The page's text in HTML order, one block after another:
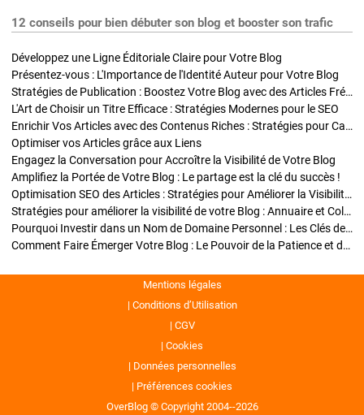
12 conseils pour bien débuter son blog et booster son trafic
Développez une Ligne Éditoriale Claire pour Votre Blog
Présentez-vous : L'Importance de l'Identité Auteur pour Votre Blog
Stratégies de Publication : Boostez Votre Blog avec des Articles Fréquents et Exclusifs
L'Art de Choisir un Titre Efficace : Stratégies Modernes pour le SEO
Enrichir Vos Articles avec des Contenus Riches : Stratégies pour Captiver et Optimiser
Optimiser vos Articles grâce aux Liens
Engagez la Conversation pour Accroître la Visibilité de Votre Blog
Amplifiez la Portée de Votre Blog : Le partage est la clé du succès !
Optimisation SEO des Articles : Stratégies pour Améliorer la Visibilité de Votre Blog
Stratégies pour améliorer la visibilité de votre Blog : Annuaire et Collaborations
Pourquoi Investir dans un Nom de Domaine Personnel : Les Clés de la Réussite de Votre Blog
Comment Faire Émerger Votre Blog : Le Pouvoir de la Patience et de la Persévérance
Mentions légales
Conditions d’Utilisation
CGV
Cookies
Données personnelles
Préférences cookies
OverBlog © Copyright 2004--2026